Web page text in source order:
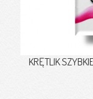
KRĘTLIK